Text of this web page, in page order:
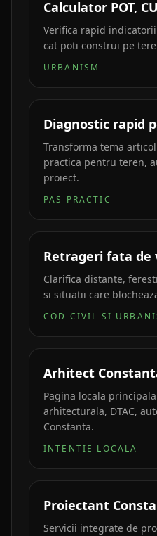
Calculator POT,
Verifica rapid
cat poti construi pe
URBANISM
Diagnostic rapid
Transforma tema
practica pentru teren,
proiect.
PAS PRACTIC
Retrageri fata de
Clarifica distante,
si situatii care
COD CIVIL SI
Arhitect
Pagina locala
arhitecturala, DTAC,
Constanta.
INTENTIE LOCALA
Proiectant
Servicii integrate de